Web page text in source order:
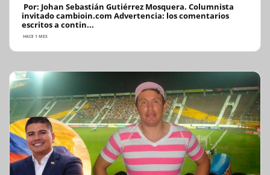
Por: Johan Sebastián Gutiérrez Mosquera. Columnista
invitado cambioin.com Advertencia: los comentarios
escritos a contin...
HACE 1 MES